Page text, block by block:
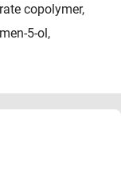
copolymer,
5-ol,